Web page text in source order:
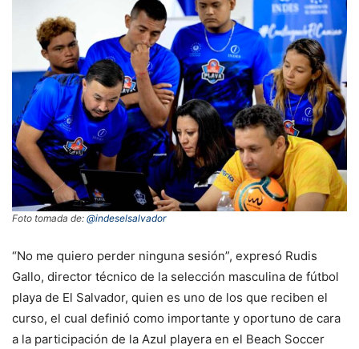
Foto tomada de: @indeselsalvador
“No me quiero perder ninguna sesión”, expresó Rudis
Gallo, director técnico de la selección masculina de fútbol
playa de El Salvador, quien es uno de los que reciben el
curso, el cual definió como importante y oportuno de cara
a la participación de la Azul playera en el Beach Soccer